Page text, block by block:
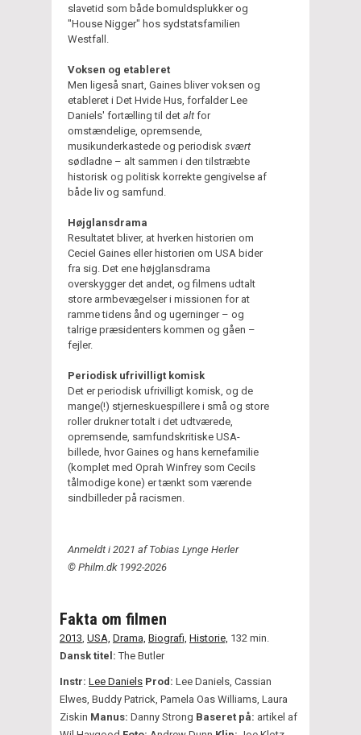
slavetid som både bomuldsplukker og
"House Nigger" hos sydstatsfamilien
Westfall.
Voksen og etableret
Men ligeså snart, Gaines bliver voksen og
etableret i Det Hvide Hus, forfalder Lee
Daniels' fortælling til det alt for
omstændelige, opremsende,
musikunderkastede og periodisk svært
sødladne – alt sammen i den tilstræbte
historisk og politisk korrekte gengivelse af
både liv og samfund.
Højglansdrama
Resultatet bliver, at hverken historien om
Ceciel Gaines eller historien om USA bider
fra sig. Det ene højglansdrama
overskygger det andet, og filmens udtalt
store armbevægelser i missionen for at
ramme tidens ånd og ugerninger – og
talrige præsidenters kommen og gåen –
fejler.
Periodisk ufrivilligt komisk
Det er periodisk ufrivilligt komisk, og de
mange(!) stjerneskuespillere i små og store
roller drukner totalt i det udtværede,
opremsende, samfundskritiske USA-
billede, hvor Gaines og hans kernefamilie
(komplet med Oprah Winfrey som Cecils
tålmodige kone) er tænkt som værende
sindbilleder på racismen.
Anmeldt i 2021 af Tobias Lynge Herler
© Philm.dk 1992-2026
Fakta om filmen
2013 USA, Drama, Biografi, Historie, 132 min.
Dansk titel:The Butler
Instr: Lee Daniels Prod: Lee Daniels, Cassian
Elwes, Buddy Patrick, Pamela Oas Williams, Laura
Ziskin Manus: Danny Strong Baseret på: artikel af